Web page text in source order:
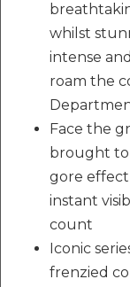
whilst
intense
roam the
Face the
brought to
gore effect
instant
count
Iconic
frenzied